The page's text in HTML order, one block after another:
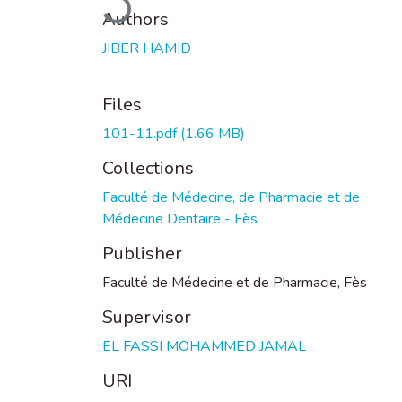
Authors
JIBER HAMID
Files
101-11.pdf(1.66 MB)
Collections
Faculté de Médecine, de Pharmacie et de
Médecine Dentaire - Fès
Publisher
Faculté de Médecine et de Pharmacie, Fès
Supervisor
EL FASSI MOHAMMED JAMAL
URI